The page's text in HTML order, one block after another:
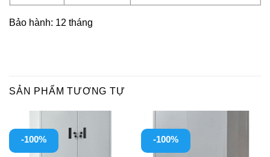
Bảo hành: 12 tháng
SẢN PHẨM TƯƠNG TỰ
-100% -100%